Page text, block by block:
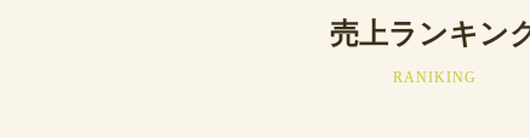
売上ランキン
RANIKING